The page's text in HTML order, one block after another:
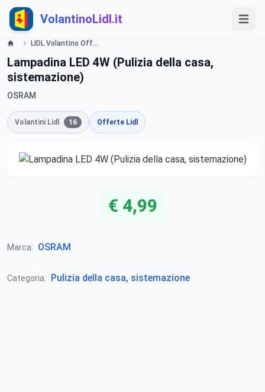
VolantinoLidl.it
LIDL Volantino Offerte e Promozioni - Illuminazione - Offerte valide dal 9 novembre 2015 Lidl
Lampadina LED 4W (Pulizia della casa,
sistemazione)
OSRAM
Volantini Lidl 16 Offerte Lidl
€ 4,99
Marca: OSRAM
Categoria: Pulizia della casa, sistemazione